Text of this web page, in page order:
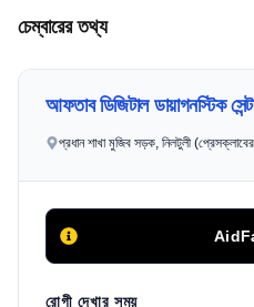
চেম্বারের তথ্য
আফতাব ডিজিটাল ডায়াগনস্টিক
প্রধান শাখা মুজিব সড়ক, নিলটুলী
AidFast
রোগী দেখার সময়